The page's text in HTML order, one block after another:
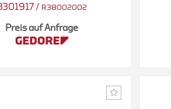
/ R38002002
Preis auf Anfrage